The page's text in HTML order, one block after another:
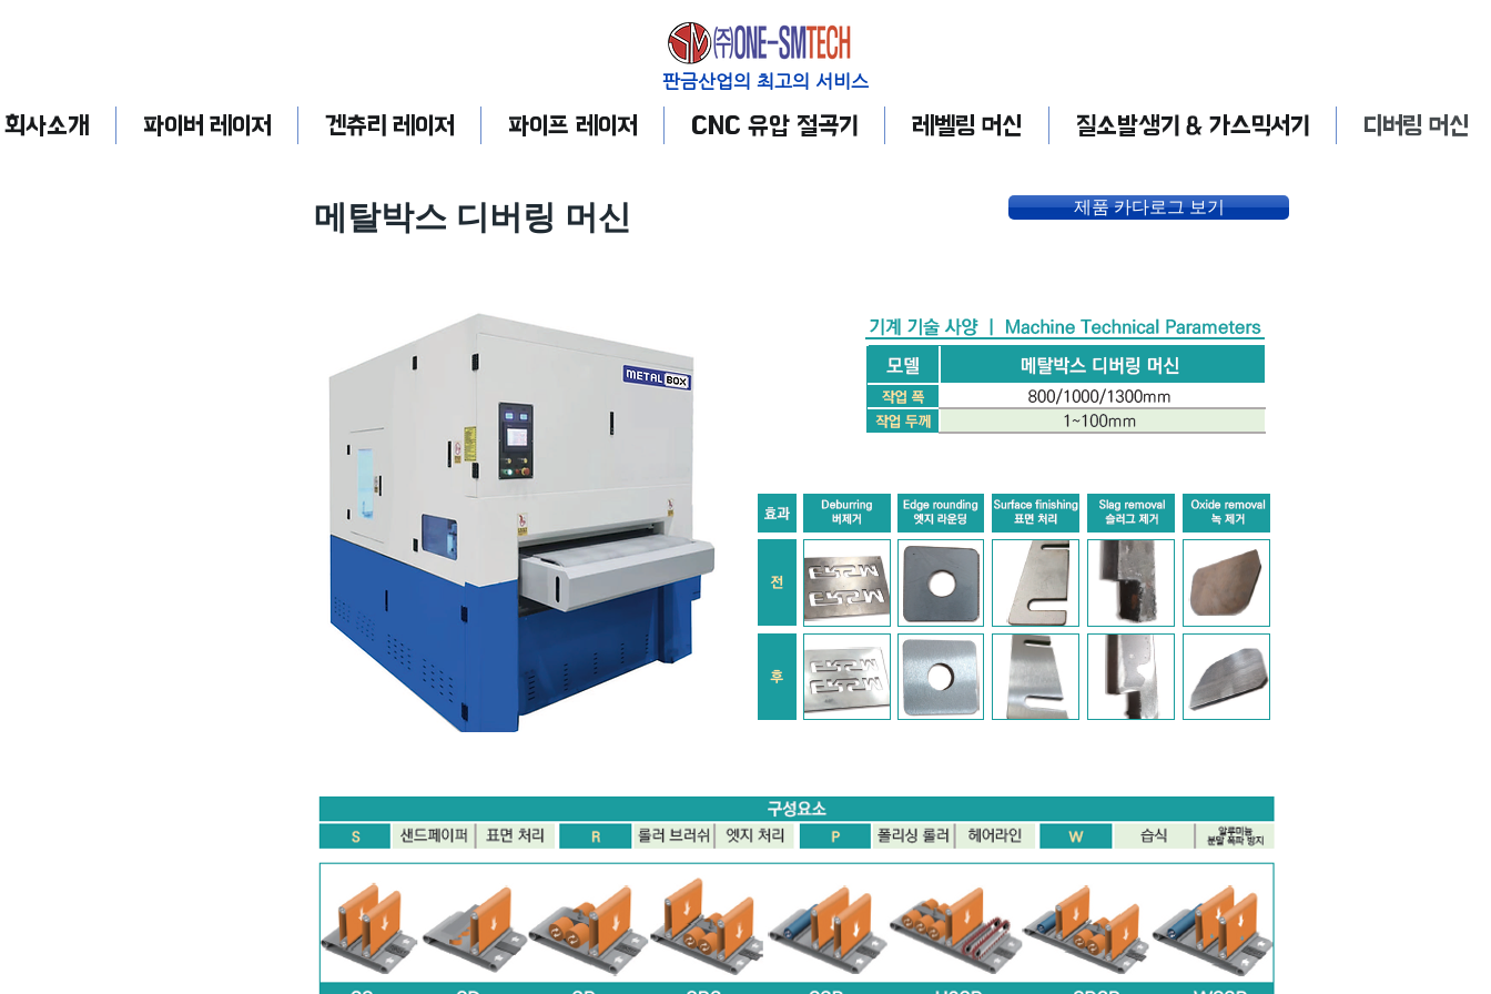
판금산업의 최고의 서비스
회사소개 파이버 레이저 겐츄리 레이저 파이프 레이저 CNC 유압 절곡기 레벨링 머신 질소발생기 & 가스믹서기 디버링 머신
메탈박스 디버링 머신 제품 카다로그 보기